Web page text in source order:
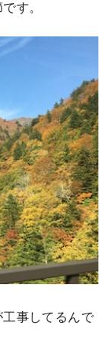
す。
事してるんで